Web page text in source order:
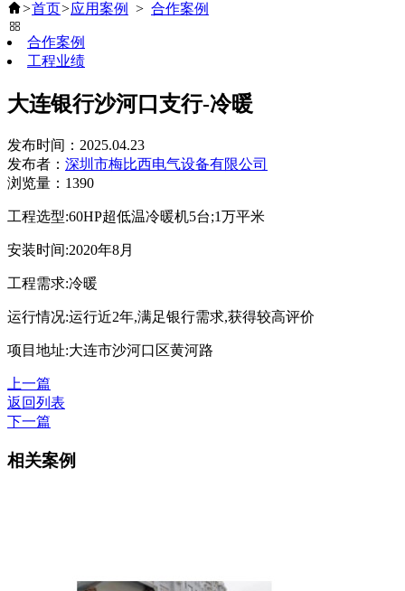
>首页>应用案例 > 合作案例
合作案例
工程业绩
大连银行沙河口支行-冷暖
发布时间：2025.04.23
发布者： 深圳市梅比西电气设备有限公司
浏览量：1390
工程选型:60HP超低温冷暖机5台;1万平米
安装时间:2020年8月
工程需求:冷暖
运行情况:运行近2年,满足银行需求,获得较高评价
项目地址:大连市沙河口区黄河路
上一篇
返回列表
下一篇
相关案例